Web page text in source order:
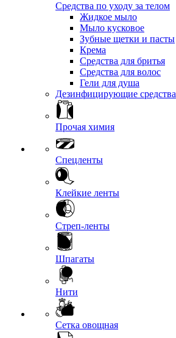
Средства по уходу за телом
Жидкое мыло
Мыло кусковое
Зубные щетки и пасты
Крема
Средства для бритья
Средства для волос
Гели для душа
Дезинфицирующие средства
Прочая химия
Спецленты
Клейкие ленты
Стреп-ленты
Шпагаты
Нити
Сетка овощная